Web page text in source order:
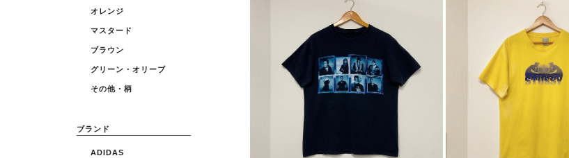
オレンジ
マスタード
ブラウン
グリーン・オリーブ
その他・柄
ブランド
ADIDAS